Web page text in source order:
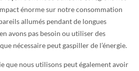
énorme sur notre consommation
allumés pendant de longues
avons pas besoin ou utiliser des
nécessaire peut gaspiller de l’énergie.
que nous utilisons peut également avoir